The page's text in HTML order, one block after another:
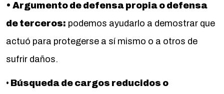
• Argumento de defensa propia o defensa
de terceros: podemos ayudarlo a demostrar que
actuó para protegerse a sí mismo o a otros de
sufrir daños.
• Búsqueda de cargos reducidos o